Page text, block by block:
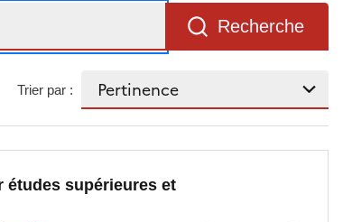
Recherche
Trier par :
études supérieures et